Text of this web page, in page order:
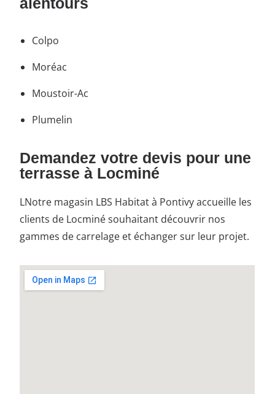
Colpo
Moréac
Moustoir-Ac
Plumelin
Demandez votre devis pour une
terrasse à Locminé
LNotre magasin LBS Habitat à Pontivy accueille les
clients de Locminé souhaitant découvrir nos
gammes de carrelage et échanger sur leur projet.